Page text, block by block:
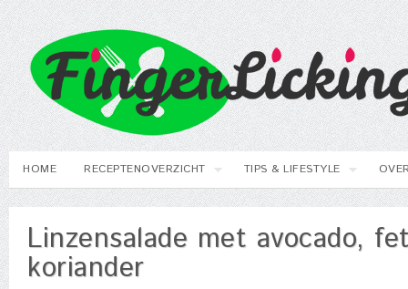
HOME RECEPTENOVERZICHT TIPS & LIFESTYLE
Linzensalade met avocado,
koriander